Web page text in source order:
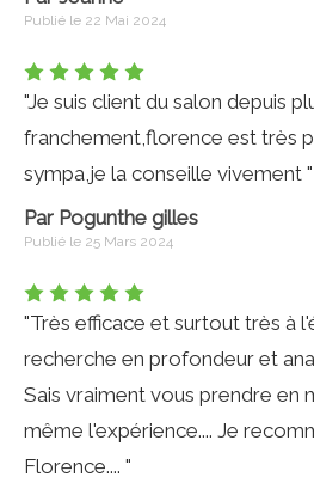
Publié le 22 Mai 2024
"Je suis client du salon depuis
franchement,florence est très
sympa,je la conseille vivement "
Par Pogunthe gilles
Publié le 25 Mars 2024
"Très efficace et surtout très à
recherche en profondeur et
Sais vraiment vous prendre en
même l'expérience.... Je
Florence.... "